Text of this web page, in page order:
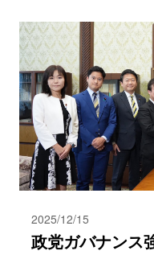
2025/12/15
政党ガバナンス